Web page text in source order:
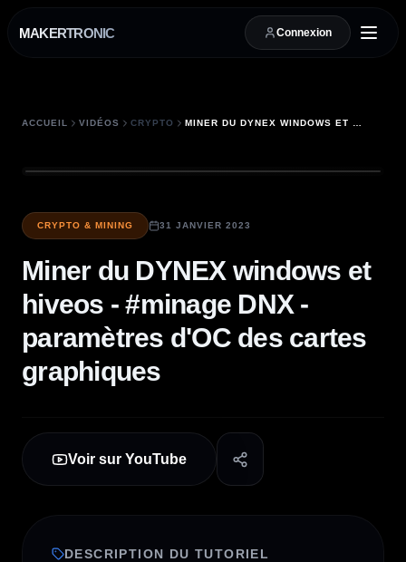
MAKERTRONIC Connexion
ACCUEIL VIDÉOS CRYPTO
CRYPTO & MINING 31 JANVIER 2023
Miner du DYNEX windows et
hiveos - #minage DNX -
paramètres d'OC des cartes
graphiques
Voir sur YouTube
DESCRIPTION DU TUTORIEL